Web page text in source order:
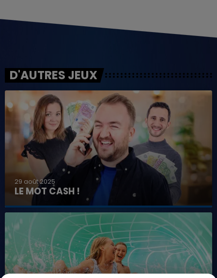
D'AUTRES JEUX
29 août 2025
LE MOT CASH !